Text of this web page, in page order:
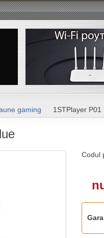
gaming 1STPlayer P01
Codul